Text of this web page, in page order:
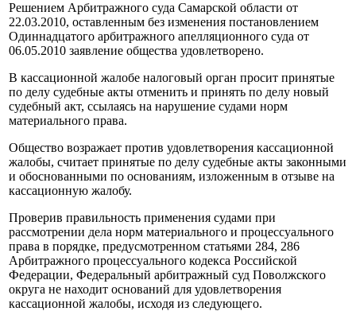
Решением Арбитражного суда Самарской области от
22.03.2010, оставленным без изменения постановлением
Одиннадцатого арбитражного апелляционного суда от
06.05.2010 заявление общества удовлетворено.
В кассационной жалобе налоговый орган просит принятые
по делу судебные акты отменить и принять по делу новый
судебный акт, ссылаясь на нарушение судами норм
материального права.
Общество возражает против удовлетворения кассационной
жалобы, считает принятые по делу судебные акты законными
и обоснованными по основаниям, изложенным в отзыве на
кассационную жалобу.
Проверив правильность применения судами при
рассмотрении дела норм материального и процессуального
права в порядке, предусмотренном статьями 284, 286
Арбитражного процессуального кодекса Российской
Федерации, Федеральный арбитражный суд Поволжского
округа не находит оснований для удовлетворения
кассационной жалобы, исходя из следующего.